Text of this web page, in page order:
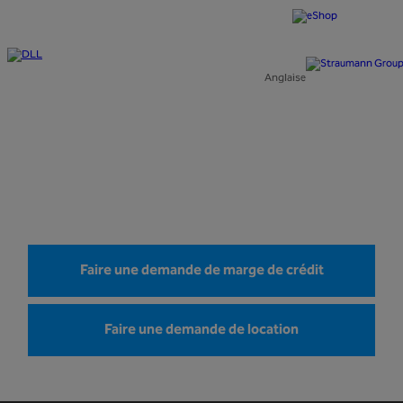
Anglaise
Faire une demande de marge de crédit
Faire une demande de location